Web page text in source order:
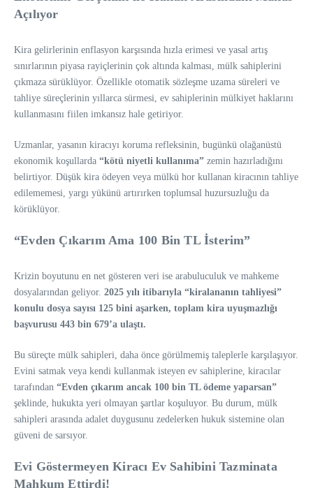
Açılıyor
Kira gelirlerinin enflasyon karşısında hızla erimesi ve yasal artış
sınırlarının piyasa rayiçlerinin çok altında kalması, mülk sahiplerini
çıkmaza sürüklüyor. Özellikle otomatik sözleşme uzama süreleri ve
tahliye süreçlerinin yıllarca sürmesi, ev sahiplerinin mülkiyet haklarını
kullanmasını fiilen imkansız hale getiriyor.
Uzmanlar, yasanın kiracıyı koruma refleksinin, bugünkü olağanüstü
ekonomik koşullarda “kötü niyetli kullanıma” zemin hazırladığını
belirtiyor. Düşük kira ödeyen veya mülkü hor kullanan kiracının tahliye
edilememesi, yargı yükünü artırırken toplumsal huzursuzluğu da
körüklüyor.
“Evden Çıkarım Ama 100 Bin TL İsterim”
Krizin boyutunu en net gösteren veri ise arabuluculuk ve mahkeme
dosyalarından geliyor. 2025 yılı itibarıyla “kiralananın tahliyesi”
konulu dosya sayısı 125 bini aşarken, toplam kira uyuşmazlığı
başvurusu 443 bin 679’a ulaştı.
Bu süreçte mülk sahipleri, daha önce görülmemiş taleplerle karşılaşıyor.
Evini satmak veya kendi kullanmak isteyen ev sahiplerine, kiracılar
tarafından “Evden çıkarım ancak 100 bin TL ödeme yaparsan”
şeklinde, hukukta yeri olmayan şartlar koşuluyor. Bu durum, mülk
sahipleri arasında adalet duygusunu zedelerken hukuk sistemine olan
güveni de sarsıyor.
Evi Göstermeyen Kiracı Ev Sahibini Tazminata
Mahkum Ettirdi!